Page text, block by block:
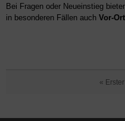
Bei Fragen oder Neueinstieg
in besonderen Fällen auch Vor-
« Erster